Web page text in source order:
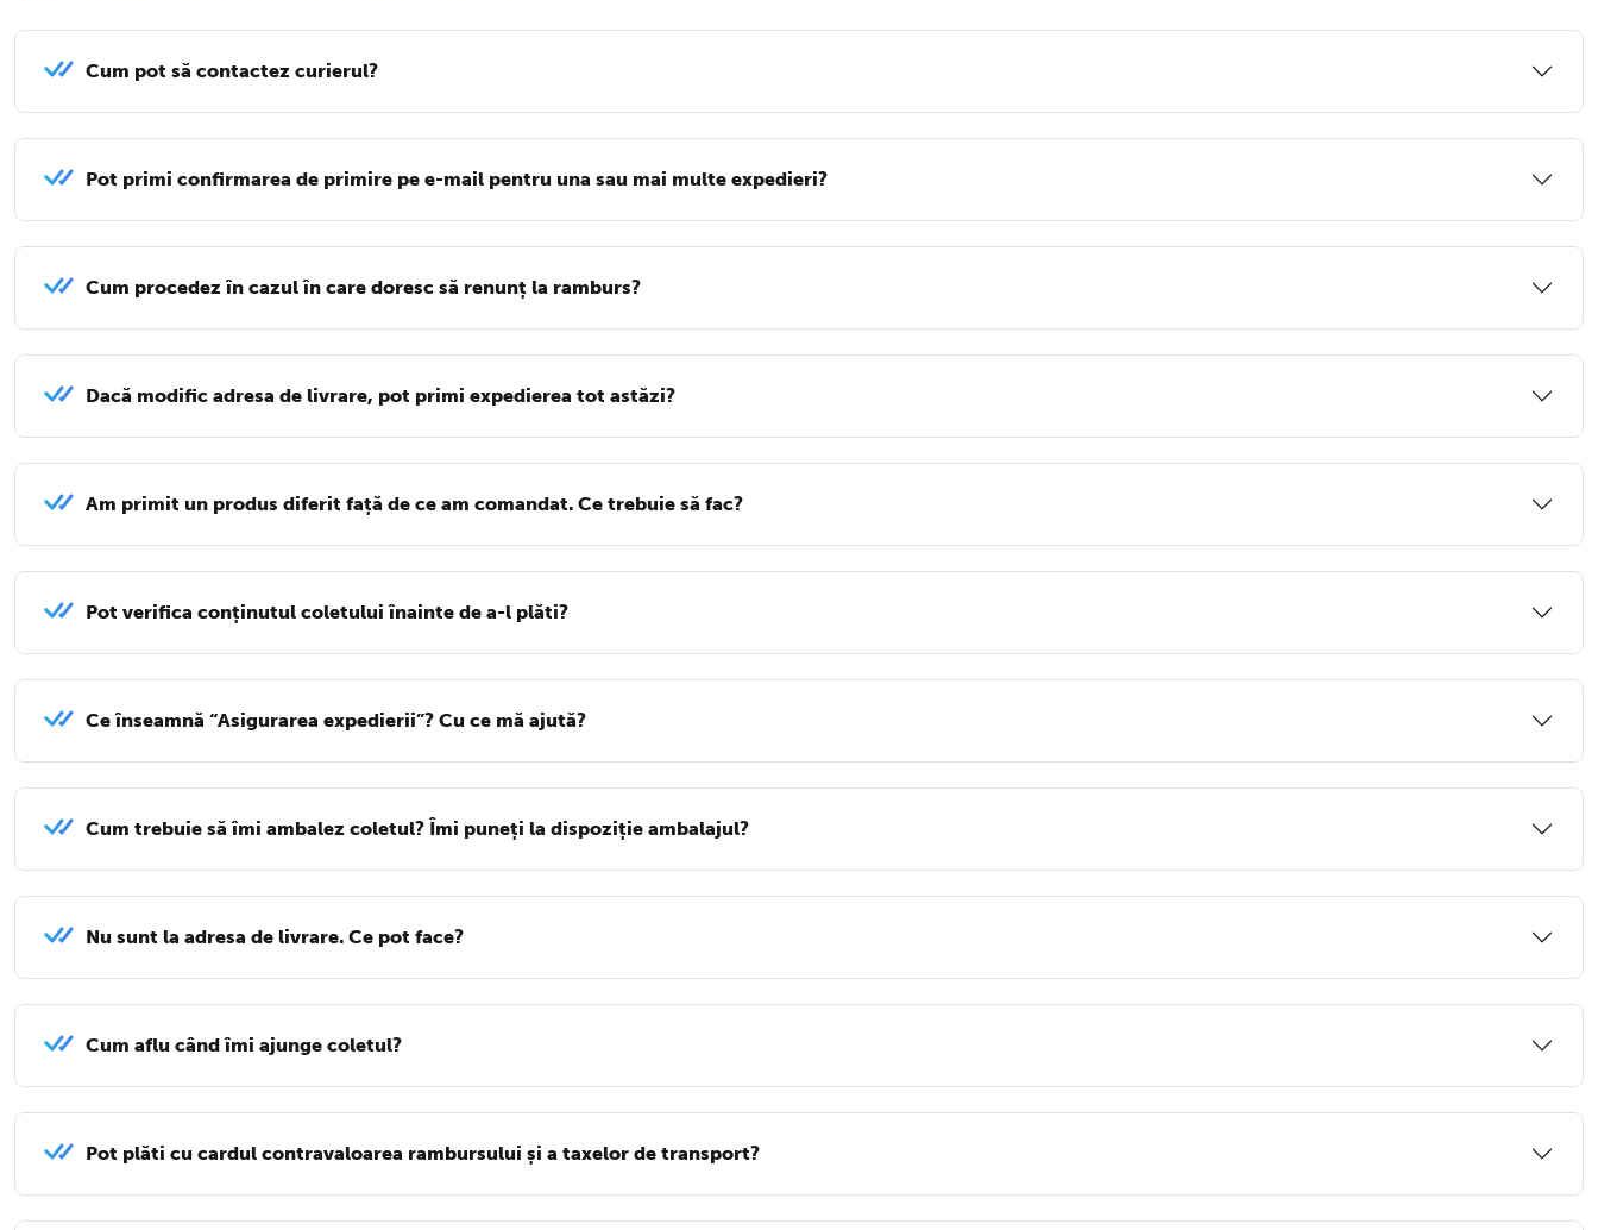
Cum pot să contactez curierul?
Pot primi confirmarea de primire pe e-mail pentru una sau mai multe expedieri?
Cum procedez în cazul în care doresc să renunț la ramburs?
Dacă modific adresa de livrare, pot primi expedierea tot astăzi?
Am primit un produs diferit față de ce am comandat. Ce trebuie să fac?
Pot verifica conținutul coletului înainte de a-l plăti?
Ce înseamnă “Asigurarea expedierii”? Cu ce mă ajută?
Cum trebuie să îmi ambalez coletul? Îmi puneți la dispoziție ambalajul?
Nu sunt la adresa de livrare. Ce pot face?
Cum aflu când îmi ajunge coletul?
Pot plăti cu cardul contravaloarea rambursului și a taxelor de transport?